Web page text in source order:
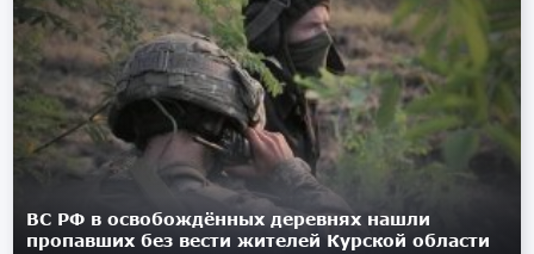
ВС РФ в освобождённых деревнях нашли
пропавших без вести жителей Курской области